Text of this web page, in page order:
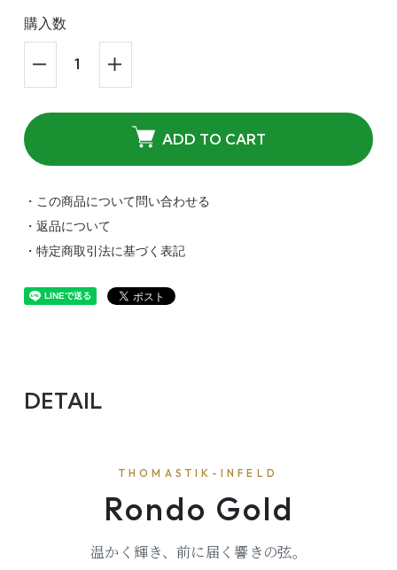
購入数
ADD TO CART
・この商品について問い合わせる
・返品について
・特定商取引法に基づく表記
DETAIL
THOMASTIK-INFELD
Rondo Gold
温かく輝き、前に届く響きの弦。